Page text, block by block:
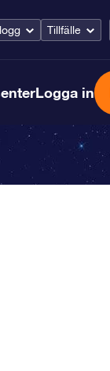
Tillfälle
Logga in